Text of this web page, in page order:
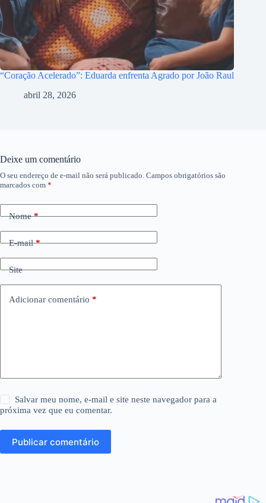
“Coração Acelerado”: Eduarda enfrenta Agrado por João Raul
abril 28, 2026
Deixe um comentário
O seu endereço de e-mail não será publicado. Campos obrigatórios são
marcados com *
Nome*
E-mail*
Site
Adicionar comentário *
Salvar meu nome, e-mail e site neste navegador para a
próxima vez que eu comentar.
Publicar comentário